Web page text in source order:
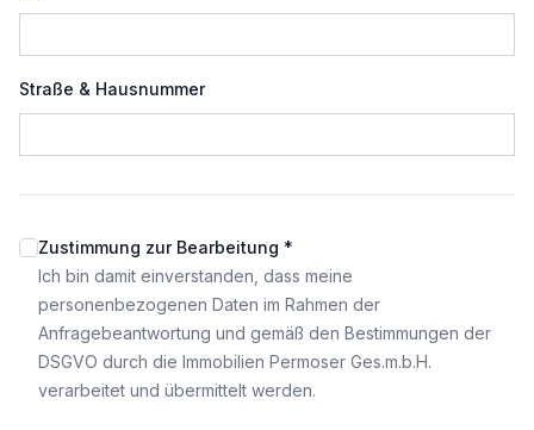
Straße & Hausnummer
Zustimmung zur Bearbeitung *
Ich bin damit einverstanden, dass meine
personenbezogenen Daten im Rahmen der
Anfragebeantwortung und gemäß den Bestimmungen der
DSGVO durch die Immobilien Permoser Ges.m.b.H.
verarbeitet und übermittelt werden.